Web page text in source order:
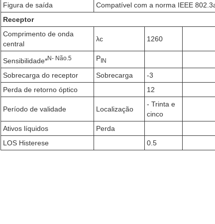
Figura de saída
Compatível com a norma IEEE
Receptor
Comprimento de onda
central
λc 1260
Sensibilidade*N- Não. 5 PIN
Sobrecarga do receptor
Sobrecarga -3
Perda de retorno óptico
12
Período de validade Localização
- Trinta e
cinco
Ativos líquidos Perda
LOS Histerese
0.5